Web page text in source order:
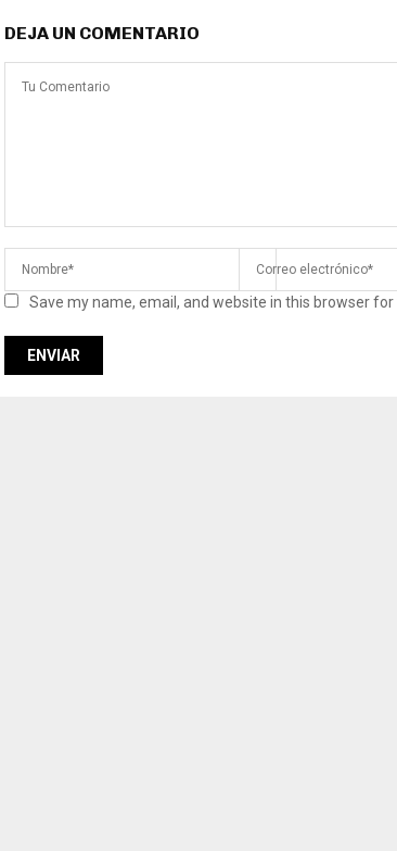
DEJA UN COMENTARIO
Save my name, email, and website in this browser